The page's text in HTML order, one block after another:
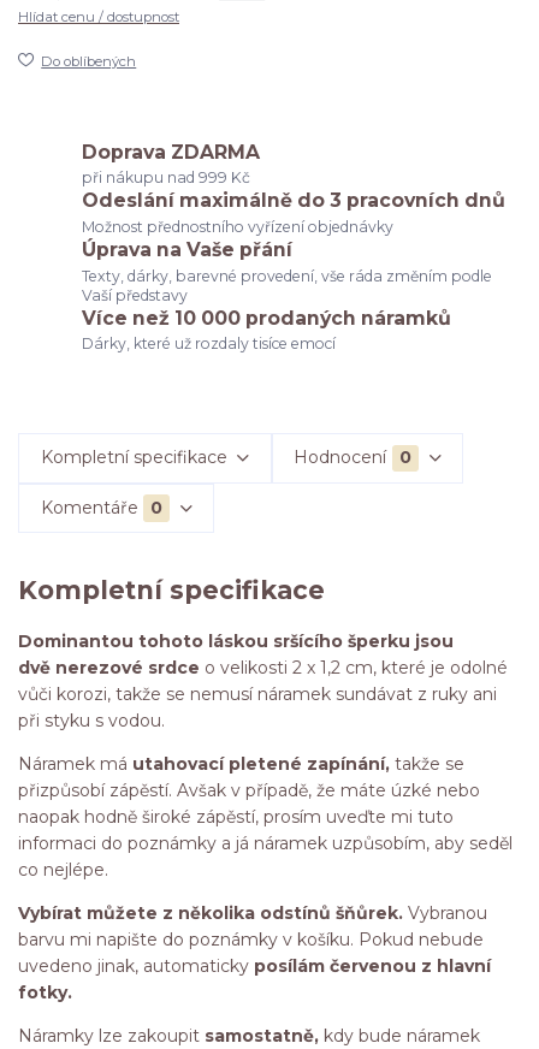
Hlídat cenu / dostupnost
Do oblíbených
Doprava ZDARMA
při nákupu nad 999 Kč
Odeslání maximálně do 3 pracovních dnů
Možnost přednostního vyřízení objednávky
Úprava na Vaše přání
Texty, dárky, barevné provedení, vše ráda změním podle
Vaší představy
Více než 10 000 prodaných náramků
Dárky, které už rozdaly tisíce emocí
Kompletní specifikace Hodnocení 0
Komentáře 0
Kompletní specifikace
Dominantou tohoto láskou sršícího šperku jsou
dvě nerezové srdce o velikosti 2 x 1,2 cm, které je odolné
vůči korozi, takže se nemusí náramek sundávat z ruky ani
při styku s vodou.
Náramek má utahovací pletené zapínání, takže se
přizpůsobí zápěstí. Avšak v případě, že máte úzké nebo
naopak hodně široké zápěstí, prosím uveďte mi tuto
informaci do poznámky a já náramek uzpůsobím, aby seděl
co nejlépe.
Vybírat můžete z několika odstínů šňůrek. Vybranou
barvu mi napište do poznámky v košíku. Pokud nebude
uvedeno jinak, automaticky posílám červenou z hlavní
fotky.
Náramky lze zakoupit samostatně, kdy bude náramek